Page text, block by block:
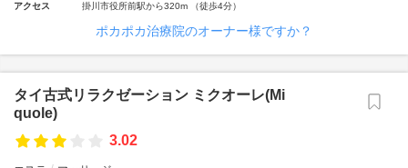
アクセス 掛川市役所前駅から320m （徒歩4分）
ポカポカ治療院のオーナー様ですか？
タイ古式リラクゼーション ミクオーレ(Mi
quole)
3.02